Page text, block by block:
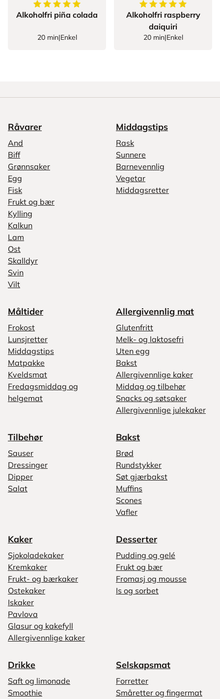
5av5stjerner
Alkoholfri piña colada
20 min|Enkel
5av5stjerner
Alkoholfri raspberry
daiquiri
20 min|Enkel
Råvarer
And
Biff
Grønnsaker
Egg
Fisk
Frukt og bær
Kylling
Kalkun
Lam
Ost
Skalldyr
Svin
Vilt
Middagstips
Rask
Sunnere
Barnevennlig
Vegetar
Middagsretter
Måltider
Frokost
Lunsjretter
Middagstips
Matpakke
Kveldsmat
Fredagsmiddag og
helgemat
Allergivennlig mat
Glutenfritt
Melk- og laktosefri
Uten egg
Bakst
Allergivennlige kaker
Middag og tilbehør
Snacks og søtsaker
Allergivennlige julekaker
Tilbehør
Sauser
Dressinger
Dipper
Salat
Bakst
Brød
Rundstykker
Søt gjærbakst
Muffins
Scones
Vafler
Kaker
Sjokoladekaker
Kremkaker
Frukt- og bærkaker
Ostekaker
Iskaker
Pavlova
Glasur og kakefyll
Allergivennlige kaker
Desserter
Pudding og gelé
Frukt og bær
Fromasj og mousse
Is og sorbet
Drikke
Saft og limonade
Smoothie
Selskapsmat
Forretter
Småretter og fingermat